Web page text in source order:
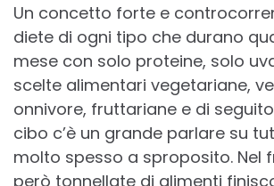
Un concetto forte e
diete di ogni tipo che durano
mese con solo proteine, solo
scelte alimentari vegetariane,
onnivore, fruttariane e di
cibo c’è un grande parlare su
molto spesso a sproposito. Nel
però tonnellate di alimenti